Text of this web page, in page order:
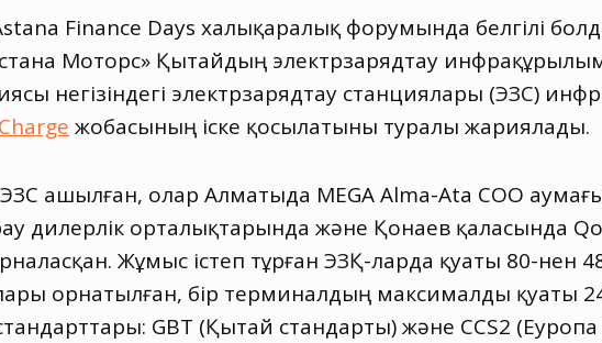
Finance Days халықаралық форумында белгілі
Моторс» Қытайдың электрзарядтау
негізіндегі электрзарядтау станциялары (ЭЗС)
жобасының іске қосылатыны туралы жариялады.
ЭЗС ашылған, олар Алматыда MEGA Alma-Ata СОО
дилерлік орталықтарында және Қонаев қаласында
Жұмыс істеп тұрған ЭЗҚ-ларда қуаты 80-нен
орнатылған, бір терминалдың максималды қуаты
GBT (Қытай стандарты) және CCS2 (Еуропа